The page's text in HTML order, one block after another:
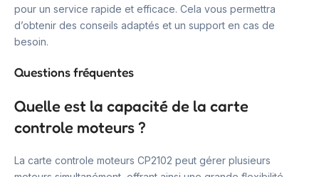
pour un service rapide et efficace. Cela vous permettra
d’obtenir des conseils adaptés et un support en cas de
besoin.
Questions fréquentes
Quelle est la capacité de la carte
controle moteurs ?
La carte controle moteurs CP2102 peut gérer plusieurs